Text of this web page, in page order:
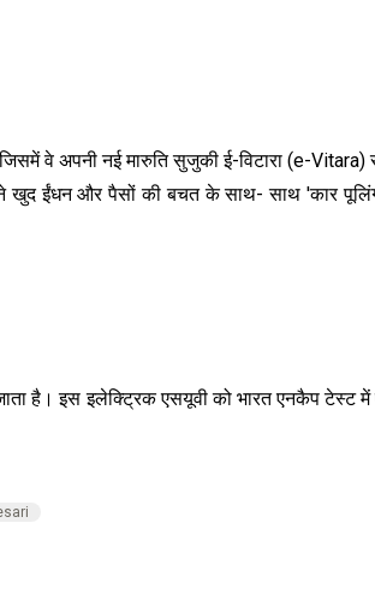
वे अपनी नई मारुति सुजुकी ई-विटारा (e-
ईंधन और पैसों की बचत के साथ- साथ 'कार पूलिंग'
जाता है। इस इलेक्ट्रिक एसयूवी को भारत एनकैप